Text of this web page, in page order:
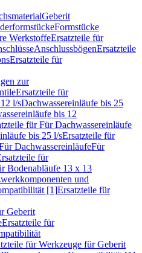
Geberit
Formstücke
WerkstoffeErsatzteile für
AnschlussbögenErsatzteile
Ersatzteile für
zur
Ersatzteile für
l/sDachwassereinläufe bis 25
bis 12
für Für Dachwassereinläufe
bis 25 l/sErsatzteile für
DachwassereinläufeFür
für
Bodenabläufe 13 x 13
und
[1]Ersatzteile für
Geberit
Ersatzteile für
für Werkzeuge für Geberit